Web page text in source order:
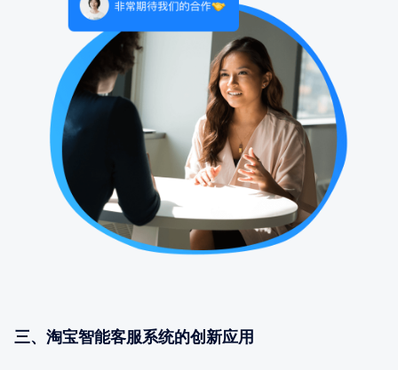
三、淘宝智能客服系统的创新应用